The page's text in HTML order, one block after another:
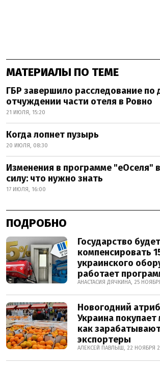
МАТЕРИАЛЫ ПО ТЕМЕ
ГБР завершило расследование по
отчуждении части отеля в Ровно
21 ИЮЛЯ, 15:20
Когда лопнет пузырь
20 ИЮЛЯ, 08:30
Изменения в программе "еОселя"
силу: что нужно знать
17 ИЮЛЯ, 16:00
ПОДРОБНО
Государство будет
компенсировать
украинского
работает
АНАСТАСИЯ ДЯЧКИНА, 25
Новогодний
Украина
как
экспортеры
АЛЕКСЕЙ ПАВЛЫШ, 22 НОЯБРЯ